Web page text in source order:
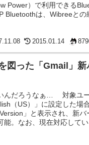
Power）で利用できる
Bluetoothは、Wibreeとの
2015.01.14
図った「Gmail」新
んだろうなぁ… 対象ユ
（US）」に設定した場
」と表示され、新バ
。なお、現在対応してい